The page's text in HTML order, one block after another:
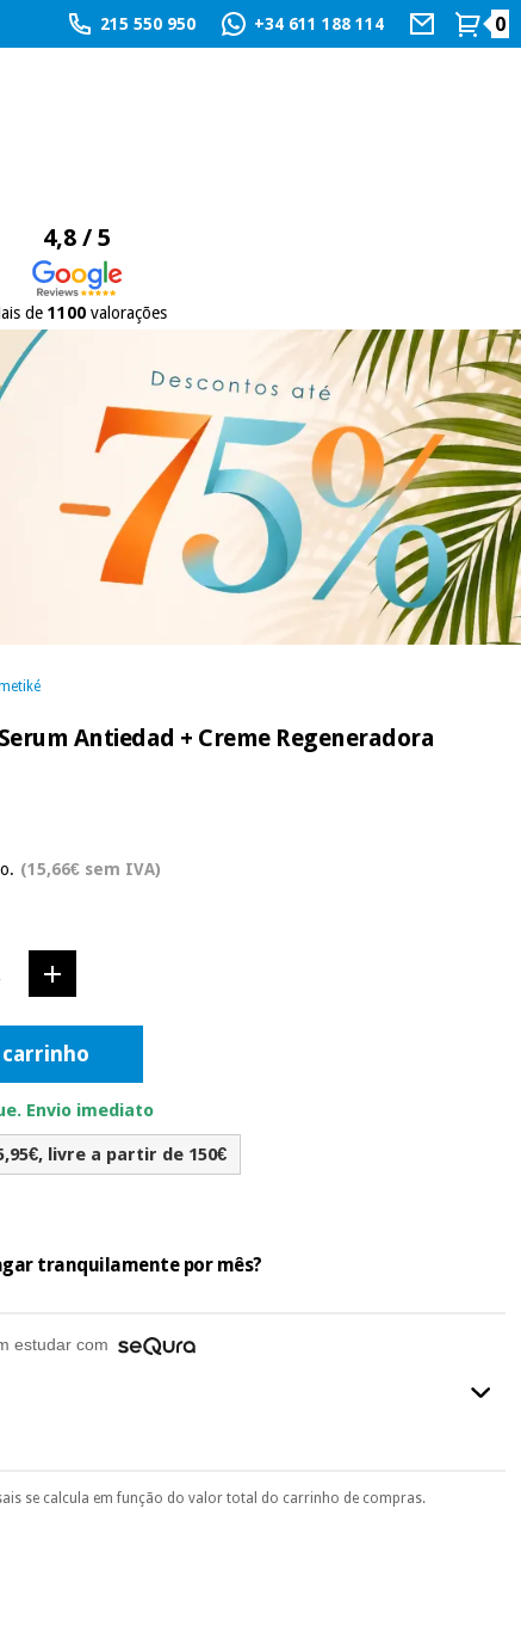
215 550 950 +34 611 188 114 0
4,8 / 5
de 1100valorações
Antiedad + Creme Regeneradora
(15,66€ sem IVA)
Envio imediato
livre a partir de 150€
tranquilamente por mês?
estudar com
do processo de compra, ao escolher o método de pagamento.
se calcula em função do valor total do carrinho de compras.